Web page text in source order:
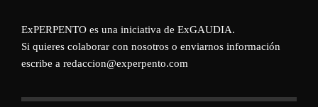
ExPERPENTO es una iniciativa de ExGAUDIA.
Si quieres colaborar con nosotros o enviarnos información
escribe a redaccion@experpento.com